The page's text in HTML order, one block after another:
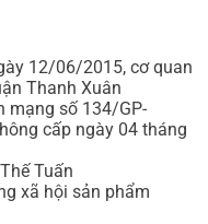
12/06/2015, cơ quan
Thanh Xuân
mạng số 134/GP-
cấp ngày 04 tháng
Tuấn
xã hội sản phẩm